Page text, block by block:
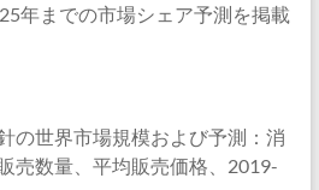
年までの市場シェア予測を掲載
の世界市場規模および予測：消
売数量、平均販売価格、2019-